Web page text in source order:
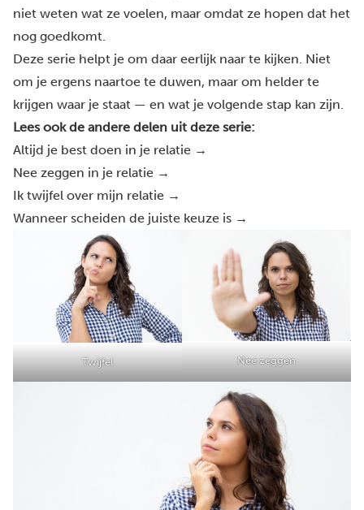
niet weten wat ze voelen, maar omdat ze hopen dat het
nog goedkomt.
Deze serie helpt je om daar eerlijk naar te kijken. Niet
om je ergens naartoe te duwen, maar om helder te
krijgen waar je staat — en wat je volgende stap kan zijn.
Lees ook de andere delen uit deze serie:
Altijd je best doen in je relatie →
Nee zeggen in je relatie →
Ik twijfel over mijn relatie →
Wanneer scheiden de juiste keuze is →
Twijfel Nee zeggen